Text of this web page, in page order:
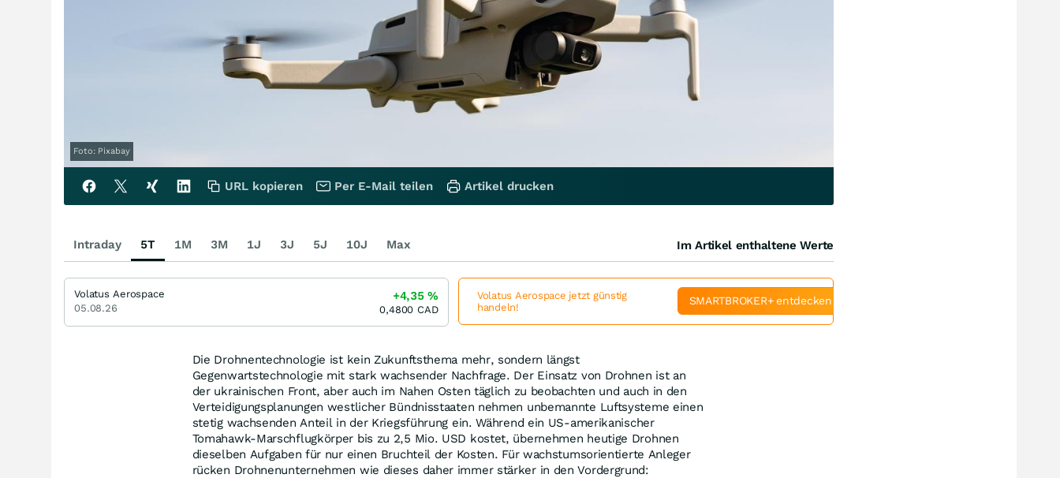
Foto: Pixabay
Die Drohnentechnologie ist kein Zukunftsthema mehr, sondern längst
Gegenwartstechnologie mit stark wachsender Nachfrage. Der Einsatz von Drohnen ist an
der ukrainischen Front, aber auch im Nahen Osten täglich zu beobachten und auch in den
Verteidigungsplanungen westlicher Bündnisstaaten nehmen unbemannte Luftsysteme einen
stetig wachsenden Anteil in der Kriegsführung ein. Während ein US-amerikanischer
Tomahawk-Marschflugkörper bis zu 2,5 Mio. USD kostet, übernehmen heutige Drohnen
dieselben Aufgaben für nur einen Bruchteil der Kosten. Für wachstumsorientierte Anleger
rücken Drohnenunternehmen wie dieses daher immer stärker in den Vordergrund:
URL kopieren Per E-Mail teilen Artikel drucken
Intraday 5T 1M 3M 1J 3J 5J 10J Max Im Artikel enthaltene Werte
Volatus Aerospace
05.08.26
+4,35%
0,4800 CAD
Volatus Aerospace jetzt günstig
handeln!
SMARTBROKER+ entdecken